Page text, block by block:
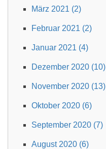
März 2021 (2)
Februar 2021 (2)
Januar 2021 (4)
Dezember 2020 (10)
November 2020 (13)
Oktober 2020 (6)
September 2020 (7)
August 2020 (6)